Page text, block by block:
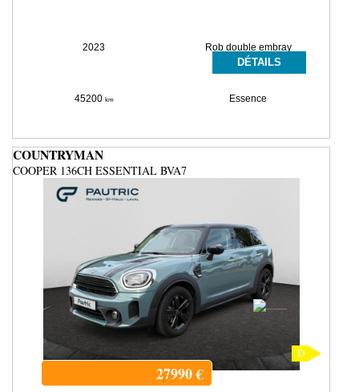
2023 Rob double embray
45200 km Essence
DÉTAILS
COUNTRYMAN
COOPER 136CH ESSENTIAL BVA7
D
27990€